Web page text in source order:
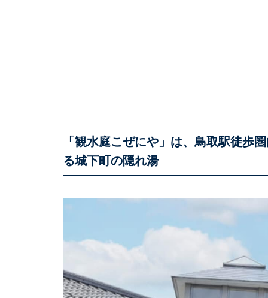
「観水庭こぜにや」は、鳥取駅徒歩
る城下町の隠れ湯